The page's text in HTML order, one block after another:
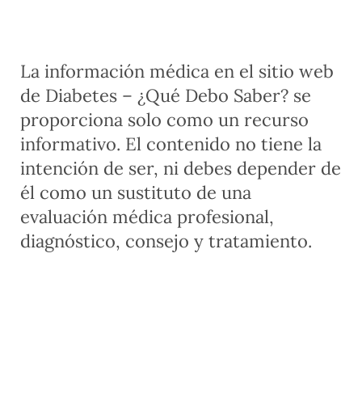
La información médica en el sitio web
de Diabetes – ¿Qué Debo Saber? se
proporciona solo como un recurso
informativo. El contenido no tiene la
intención de ser, ni debes depender de
él como un sustituto de una
evaluación médica profesional,
diagnóstico, consejo y tratamiento.